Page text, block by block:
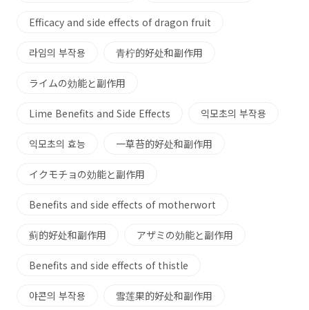
Efficacy and side effects of dragon fruit
라임의 부작용 青柠的好处和副作用
ライムの効能と副作用
Lime Benefits and Side Effects 익모초의 부작용
익모초의 효능 一草苔的好处和副作用
イクモチョの効能と副作用
Benefits and side effects of motherwort
蓟的好处和副作用 アザミの効能と副作用
Benefits and side effects of thistle
야콘의 부작용 雪莲果的好处和副作用